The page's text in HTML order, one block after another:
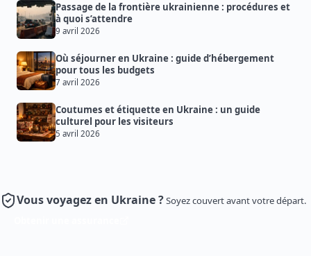
Passage de la frontière ukrainienne : procédures et
à quoi s’attendre
9 avril 2026
Où séjourner en Ukraine : guide d’hébergement
pour tous les budgets
7 avril 2026
Coutumes et étiquette en Ukraine : un guide
culturel pour les visiteurs
5 avril 2026
Vous voyagez en Ukraine ?Soyez couvert avant votre départ.